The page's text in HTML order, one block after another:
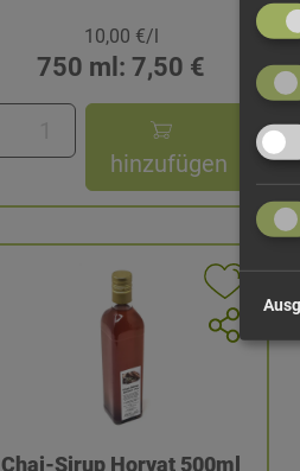
10,00 €/l
750 ml: 7,50 €
hinzufügen
Chai-Sirup Horvat 500ml